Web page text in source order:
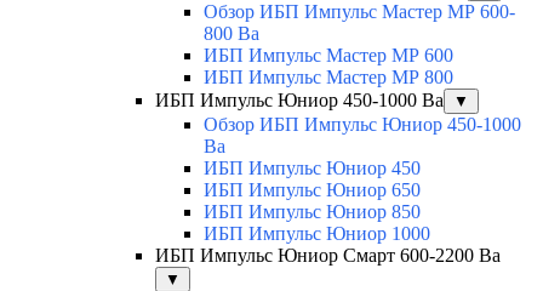
Обзор ИБП Импульс Мастер МР 600-
800 Ва
ИБП Импульс Мастер МР 600
ИБП Импульс Мастер МР 800
ИБП Импульс Юниор 450-1000 Ва
▼
Обзор ИБП Импульс Юниор 450-1000
Ва
ИБП Импульс Юниор 450
ИБП Импульс Юниор 650
ИБП Импульс Юниор 850
ИБП Импульс Юниор 1000
ИБП Импульс Юниор Смарт 600-2200 Ва
▼